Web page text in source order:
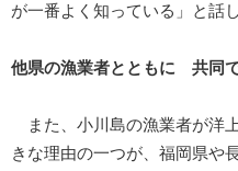
が一番よく知っている」と話
他県の漁業者とともに 共同
また、小川島の漁業者が洋
きな理由の一つが、福岡県や